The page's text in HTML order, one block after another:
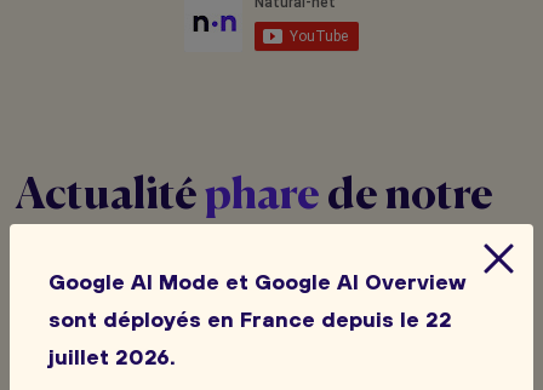
Actualitéphare de notre
Google AI Mode et Google AI Overview
sont déployés en France depuis le 22
juillet 2026.